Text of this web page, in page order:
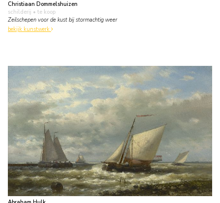
Christiaan Dommelshuizen
schilderij • te koop
Zeilschepen voor de kust bij stormachtig weer
bekijk kunstwerk